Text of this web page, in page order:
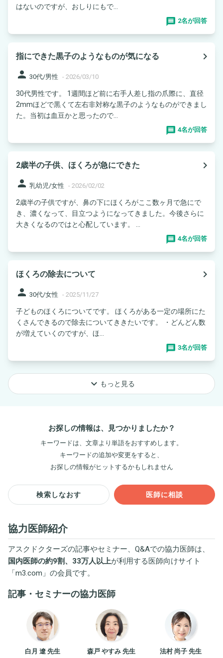
はないのですが、おしりにもで...
2名が回答
指にできた黒子のようなものが気になる
navigate_next
person 30代/男性 - 2026/03/10
30代男性です。 1週間ほど前に右手人差し指の爪際に、直径
2mmほどで黒くて左右非対称な黒子のようなものができまし
た。当初は血豆かと思ったので...
4名が回答
2歳半の子供、ほくろが急にできた
navigate_next
person 乳幼児/女性 - 2026/02/02
2歳半の子供ですが、鼻の下にほくろがここ数ヶ月で急にで
き、濃くなって、目立つようになってきました。今後さらに
大きくなるのではと心配しています。 ...
4名が回答
ほくろの除去について
navigate_next
person 30代/女性 - 2025/11/27
子どものほくろについてです。 ほくろがある一定の場所にた
くさんできるので除去についてききたいです。 ・どんどん数
が増えていくのですが、ほ...
3名が回答
keyboard_arrow_down もっと見る
お探しの情報は、見つかりましたか？
キーワードは、文章より単語をおすすめします。
キーワードの追加や変更をすると、
お探しの情報がヒットするかもしれません
検索しなおす 医師に相談
協力医師紹介
アスクドクターズの記事やセミナー、Q&Aでの協力医師は、
国内医師の約9割、33万人以上が利用する医師向けサイト
「m3.com 」の会員です。
記事・セミナーの協力医師
白月 遼 先生 森戸 やすみ 先生 法村 尚子 先生